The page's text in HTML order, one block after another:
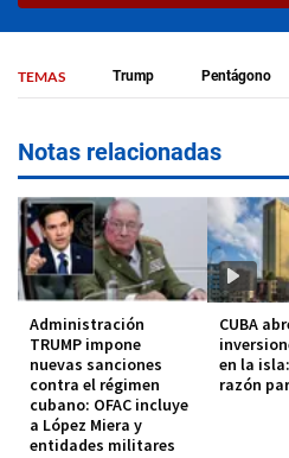
TEMAS Trump Pentágono
Notas relacionadas
Administración
TRUMP impone
nuevas sanciones
contra el régimen
cubano: OFAC incluye
a López Miera y
entidades militares
CUBA
en la
razón